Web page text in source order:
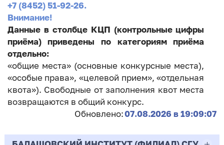
+7 (8452) 51-92-26.
Внимание!
Данные в столбце КЦП (контрольные цифры
приёма) приведены по категориям приёма
отдельно:
«общие места» (основные конкурсные места),
«особые права», «целевой прием», «отдельная
квота»). Свободные от заполнения квот места
возвращаются в общий конкурс.
Обновлено:07.08.2026 в 19:09:07